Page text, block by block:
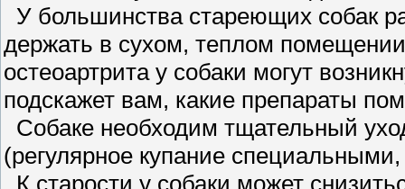
У большинства стареющих собак
держать в сухом, теплом
остеоартрита у собаки могут
подскажет вам, какие препараты
Собаке необходим тщательный
(регулярное купание
К старости у собаки может